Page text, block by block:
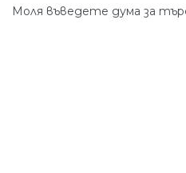
Моля въведете дума за